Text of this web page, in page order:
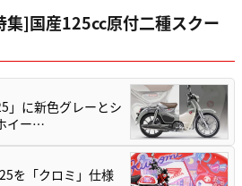
]国産125cc原付二種スクー
」に新色グレーとシ
イー…
を「クロミ」仕様